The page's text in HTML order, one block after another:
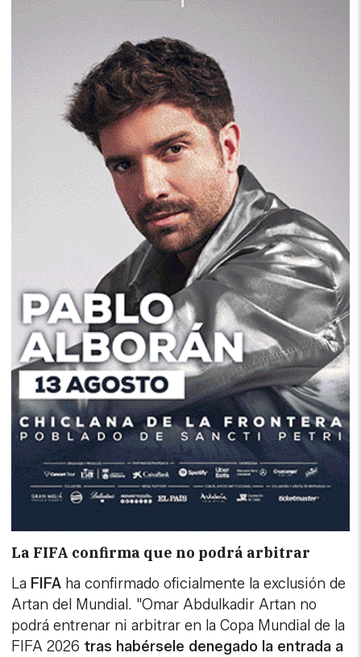
La FIFA confirma que no podrá arbitrar
La FIFA ha confirmado oficialmente la exclusión de
Artan del Mundial. "Omar Abdulkadir Artan no
podrá entrenar ni arbitrar en la Copa Mundial de la
FIFA 2026 tras habérsele denegado la entrada a